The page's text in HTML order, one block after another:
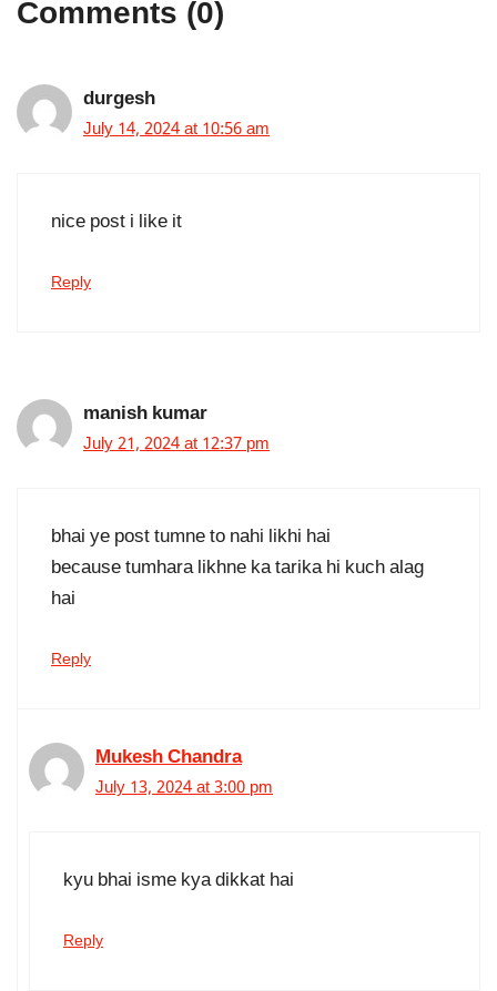
Comments (0)
durgesh
July 14, 2024 at 10:56 am
nice post i like it
Reply
manish kumar
July 21, 2024 at 12:37 pm
bhai ye post tumne to nahi likhi hai
because tumhara likhne ka tarika hi kuch alag
hai
Reply
Mukesh Chandra
July 13, 2024 at 3:00 pm
kyu bhai isme kya dikkat hai
Reply